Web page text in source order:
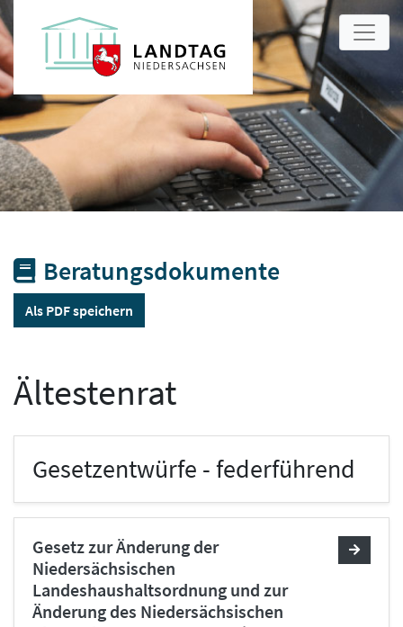
Beratungsdokumente
Als PDF speichern
Ältestenrat
Gesetzentwürfe - federführend
Gesetz zur Änderung der
Niedersächsischen
Landeshaushaltsordnung und zur
Änderung des Niedersächsischen